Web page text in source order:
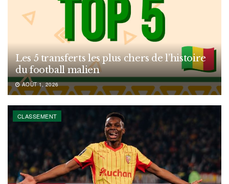
Les 5 transferts les plus chers de l’histoire
du football malien
AOÛT 1, 2026
CLASSEMENT